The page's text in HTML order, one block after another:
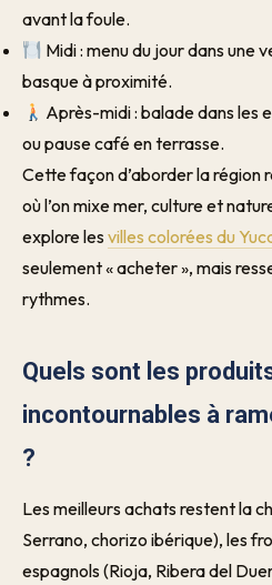
avant la foule.
Midi : menu du jour dans une
basque à proximité.
Après-midi : balade dans les
ou pause café en terrasse.
Cette façon d’aborder la région
où l’on mixe mer, culture et
explore les villes colorées du
seulement « acheter », mais
rythmes.
Quels sont les
incontournables à
?
Les meilleurs achats restent la
Serrano, chorizo ibérique), les
espagnols (Rioja, Ribera del